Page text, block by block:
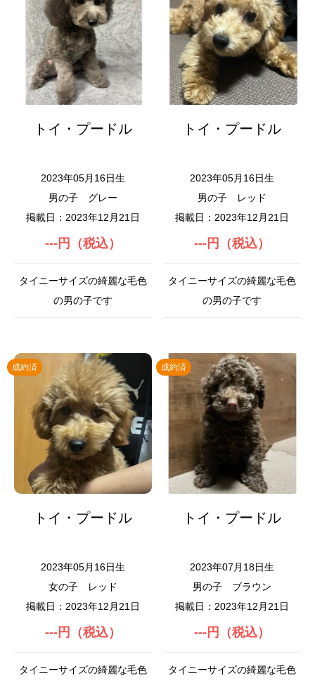
トイ・プードル
2023年05月16日生
男の子
グレー
掲載日：2023年12月21日
---円（税込）
タイニーサイズの綺麗な毛色
の男の子です
トイ・プードル
2023年05月16日生
男の子
レッド
掲載日：2023年12月21日
---円（税込）
タイニーサイズの綺麗な毛色
の男の子です
成約済
トイ・プードル
2023年05月16日生
女の子
レッド
掲載日：2023年12月21日
---円（税込）
タイニーサイズの綺麗な毛色
成約済
トイ・プードル
2023年07月18日生
男の子
ブラウン
掲載日：2023年12月21日
---円（税込）
タイニーサイズの綺麗な毛色